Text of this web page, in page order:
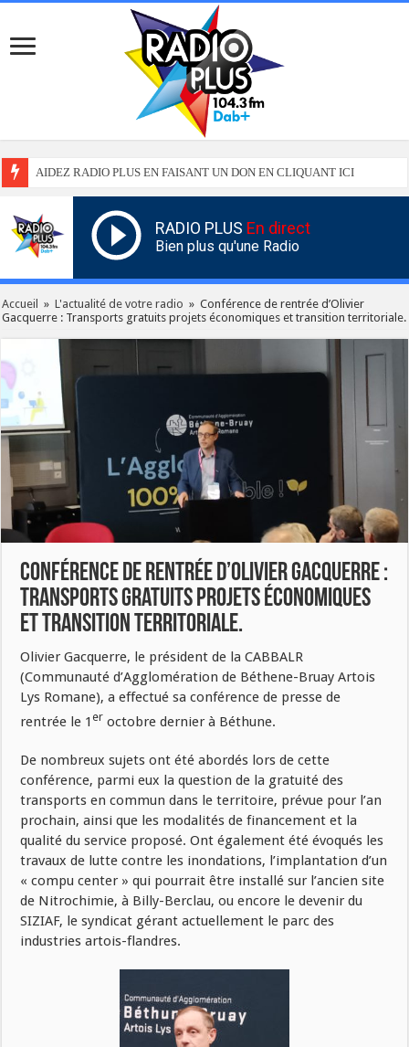
AIDEZ RADIO PLUS EN FAISANT UN DON EN CLIQUANT ICI
RADIO PLUS En direct
Bien plus qu'une Radio
Accueil » L'actualité de votre radio » Conférence de rentrée d’Olivier
Gacquerre : Transports gratuits projets économiques et transition territoriale.
Conférence de rentrée d’Olivier Gacquerre :
Transports gratuits projets économiques
et transition territoriale.
Olivier Gacquerre, le président de la CABBALR
(Communauté d’Agglomération de Béthene-Bruay Artois
Lys Romane), a effectué sa conférence de presse de
rentrée le 1er octobre dernier à Béthune.
De nombreux sujets ont été abordés lors de cette
conférence, parmi eux la question de la gratuité des
transports en commun dans le territoire, prévue pour l’an
prochain, ainsi que les modalités de financement et la
qualité du service proposé. Ont également été évoqués les
travaux de lutte contre les inondations, l’implantation d’un
« compu center » qui pourrait être installé sur l’ancien site
de Nitrochimie, à Billy-Berclau, ou encore le devenir du
SIZIAF, le syndicat gérant actuellement le parc des
industries artois-flandres.